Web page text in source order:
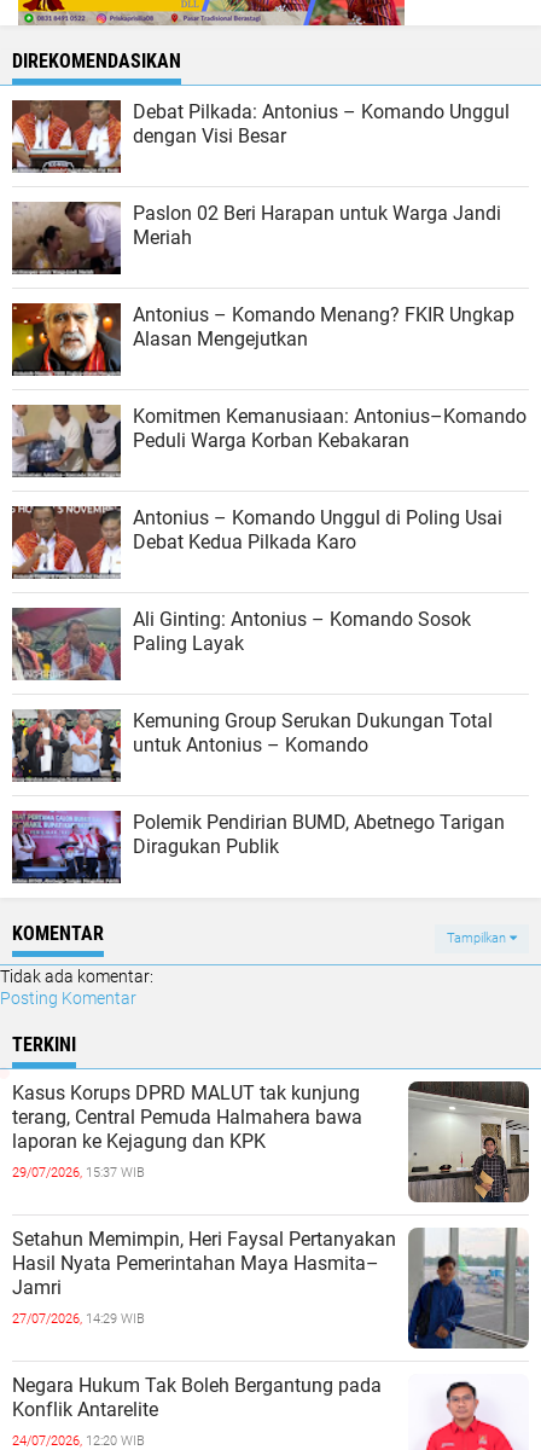
DIREKOMENDASIKAN
Debat Pilkada: Antonius – Komando Unggul
dengan Visi Besar
Paslon 02 Beri Harapan untuk Warga Jandi
Meriah
Antonius – Komando Menang? FKIR Ungkap
Alasan Mengejutkan
Komitmen Kemanusiaan: Antonius–Komando
Peduli Warga Korban Kebakaran
Antonius – Komando Unggul di Poling Usai
Debat Kedua Pilkada Karo
Ali Ginting: Antonius – Komando Sosok
Paling Layak
Kemuning Group Serukan Dukungan Total
untuk Antonius – Komando
Polemik Pendirian BUMD, Abetnego Tarigan
Diragukan Publik
KOMENTAR Tampilkan
Tidak ada komentar:
Posting Komentar
TERKINI
Kasus Korups DPRD MALUT tak kunjung
terang, Central Pemuda Halmahera bawa
laporan ke Kejagung dan KPK
29/07/2026, 15:37 WIB
Setahun Memimpin, Heri Faysal Pertanyakan
Hasil Nyata Pemerintahan Maya Hasmita–
Jamri
27/07/2026, 14:29 WIB
Negara Hukum Tak Boleh Bergantung pada
Konflik Antarelite
24/07/2026, 12:20 WIB